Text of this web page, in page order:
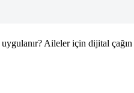
Aileler için dijital çağın